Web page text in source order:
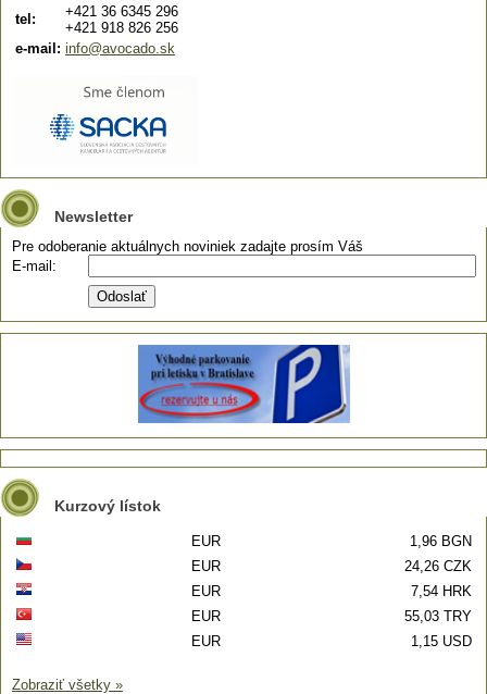
tel:
+421 36 6345 296
+421 918 826 256
e-mail: info@avocado.sk
Newsletter
Pre odoberanie aktuálnych noviniek zadajte prosím Váš
E-mail:
Kurzový lístok
EUR
1,96 BGN
EUR
24,26 CZK
EUR
7,54 HRK
EUR
55,03 TRY
EUR
1,15 USD
Zobraziť všetky »